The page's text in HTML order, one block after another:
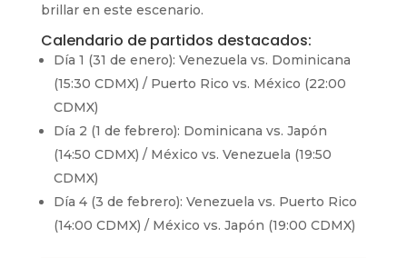
brillar en este escenario.
Calendario de partidos destacados:
Día 1 (31 de enero): Venezuela vs. Dominicana
(15:30 CDMX) / Puerto Rico vs. México (22:00
CDMX)
Día 2 (1 de febrero): Dominicana vs. Japón
(14:50 CDMX) / México vs. Venezuela (19:50
CDMX)
Día 4 (3 de febrero): Venezuela vs. Puerto Rico
(14:00 CDMX) / México vs. Japón (19:00 CDMX)